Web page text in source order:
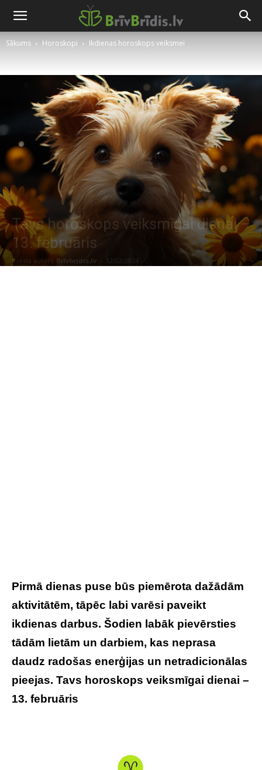
Sākums Horoskopi Ikdienas horoskops veiksmei
Tavs horoskops veiksmīgai dienai –
13. februāris
Raksta autors Brivbridis.lv 12/02/2024
Pirmā dienas puse būs piemērota dažādām
aktivitātēm, tāpēc labi varēsi paveikt
ikdienas darbus. Šodien labāk pievērsties
tādām lietām un darbiem, kas neprasa
daudz radošas enerģijas un netradicionālas
pieejas. Tavs horoskops veiksmīgai dienai –
13. februāris